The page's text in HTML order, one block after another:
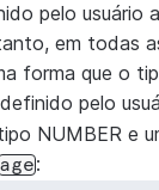
pelo usuário
em todas
forma que o
pelo
NUMBER e
age: